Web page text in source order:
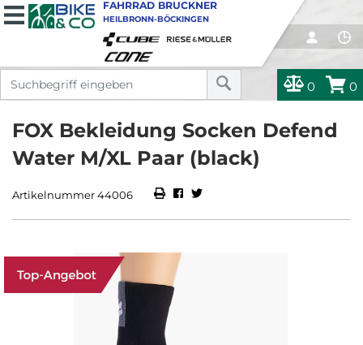
0 0
FAHRRAD BRUCKNER
HEILBRONN-BÖCKINGEN
FOX Bekleidung Socken Defend
Water M/XL Paar (black)
Artikelnummer 44006